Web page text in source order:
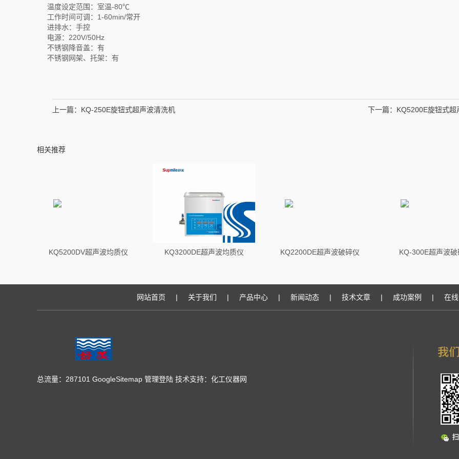
温度设定范围：室温-80℃
工作时间可调：1-60min/常开
进排水：手控
电源：220V/50Hz
不锈钢降音盖：有
不锈钢网架、托架：有
上一篇： KQ-250E旋钮式超声波清洗机 下一篇： KQ5200E旋钮式超
相关推荐
KQ5200DV超声波均质仪 KQ3200DE超声波均质仪 KQ2200DE超声波破碎仪 KQ-300E超声波破
网站首页 | 关于我们 | 产品中心 | 新闻动态 | 技术文章 | 成功案例 | 在
总流量：287101 GoogleSitemap 管理登陆 技术支持： 化工仪器网